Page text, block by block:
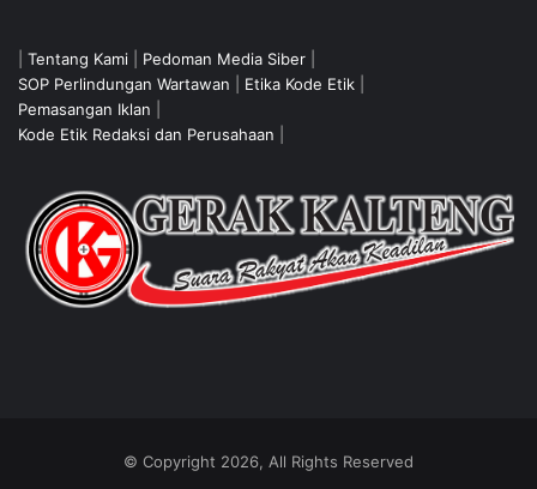
Tentang Kami Pedoman Media Siber
SOP Perlindungan Wartawan
Etika Kode Etik
Pemasangan Iklan
Kode Etik Redaksi dan Perusahaan
© Copyright 2026, All Rights Reserved